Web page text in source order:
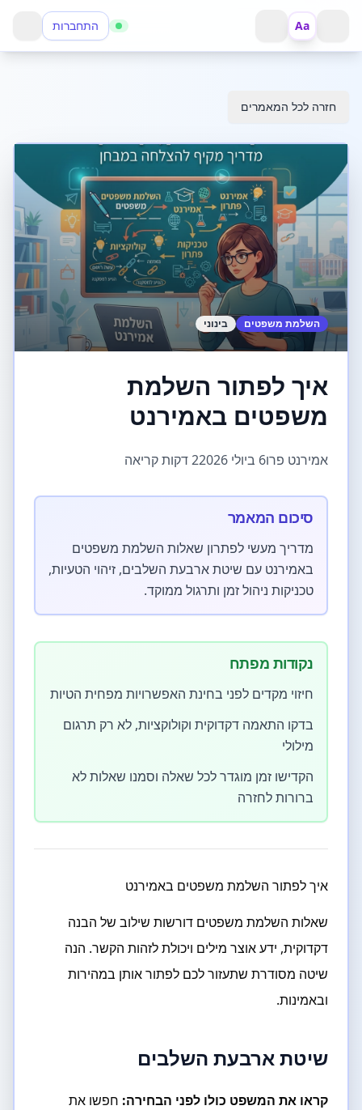
פתח תפריט
Aa התחברות
חזרה לכל המאמרים
השלמת משפטים בינוני
איך לפתור השלמת
משפטים באמירנט
אמירנט פרו6 ביולי 2026 2 דקות קריאה
סיכום המאמר
מדריך מעשי לפתרון שאלות השלמת משפטים
באמירנט עם שיטת ארבעת השלבים, זיהוי הטעיות,
טכניקות ניהול זמן ותרגול ממוקד.
נקודות מפתח
חיזוי מקדים לפני בחינת האפשרויות מפחית הטיות
בדקו התאמה דקדוקית וקולוקציות, לא רק תרגום
מילולי
הקדישו זמן מוגדר לכל שאלה וסמנו שאלות לא
ברורות לחזרה
איך לפתור השלמת משפטים באמירנט
שאלות השלמת משפטים דורשות שילוב של הבנה
דקדוקית, ידע אוצר מילים ויכולת לזהות הקשר. הנה
שיטה מסודרת שתעזור לכם לפתור אותן במהירות
ובאמינות.
שיטת ארבעת השלבים
קראו את המשפט כולו לפני הבחירה: חפשו את